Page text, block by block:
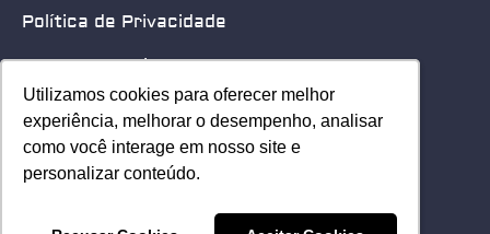
Utilizamos cookies para oferecer melhor
experiência, melhorar o desempenho, analisar
como você interage em nosso site e
personalizar conteúdo.
Utilizamos cookies para oferecer melhor
experiência, melhorar o desempenho, analisar
como você interage em nosso site e
personalizar conteúdo.
Política de Privacidade
Quero patrocinar
Contato
Home
© 2025 Security Leader. Todos os Direitos Reservados.